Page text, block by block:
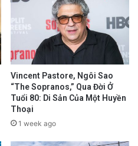
Vincent Pastore, Ngôi Sao
“The Sopranos,” Qua Đời Ở
Tuổi 80: Di Sản Của Một Huyền
Thoại
1 week ago